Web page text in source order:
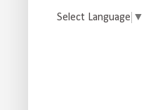
Select Language ▼